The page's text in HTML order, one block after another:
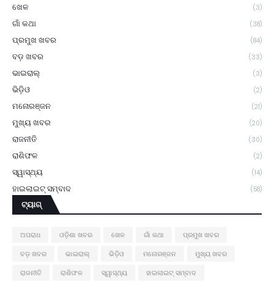
ଖେଳ (3)
ଗାଁ କଥା (38)
ପ୍ରମୁଖ ଖବର (84)
ବଡ଼ ଖବର (33)
ଭାଇରାଲ୍ (3)
ଭିଡ଼ିଓ (2)
ମନୋରଞ୍ଜନ (21)
ମୁଖ୍ୟ ଖବର (20)
ରାଜନୀତି (30)
ରାଶିଫଳ (2)
ସ୍ୱାସ୍ଥ୍ୟ (14)
ହାଇଲାଇଟ୍ ସମ୍ବାଦ (58)
ଟ୍ୟାଗ୍
ଅପରାଧ ଓଡ଼ିଶା ଖବର ଖେଳ ଗାଁ କଥା
ପ୍ରମୁଖ ଖବର
ବଡ଼ ଖବର
ଭାଇରାଲ୍ ଭିଡ଼ିଓ ମନୋରଞ୍ଜନ
ମୁଖ୍ୟ ଖବର
ରାଜନୀତି
ରାଶିଫଳ ସ୍ୱାସ୍ଥ୍ୟ ହାଇଲାଇଟ୍ ସମ୍ବାଦ